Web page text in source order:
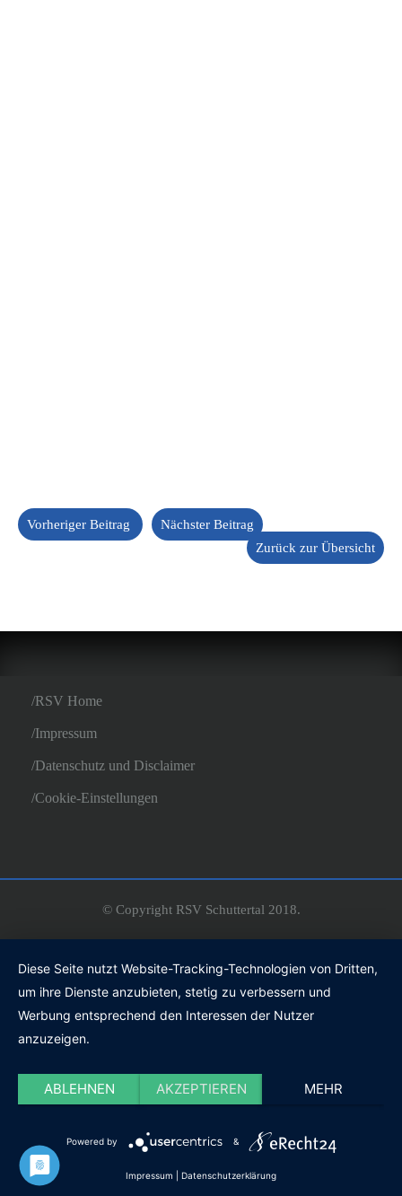
Vorheriger Beitrag
Nächster Beitrag
Zurück zur Übersicht
RSV Home
Impressum
Datenschutz und Disclaimer
Cookie-Einstellungen
© Copyright RSV Schuttertal 2018.
Diese Seite nutzt Website-Tracking-Technologien von Dritten,
um ihre Dienste anzubieten, stetig zu verbessern und
Werbung entsprechend den Interessen der Nutzer
anzuzeigen.
ABLEHNEN AKZEPTIEREN MEHR
Powered by &
Impressum Datenschutzerklärung